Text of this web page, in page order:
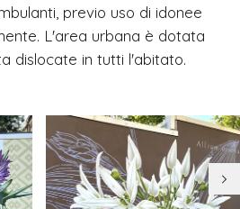
previo uso di idonee
L'area urbana è dotata
dislocate in tutti l'abitato.